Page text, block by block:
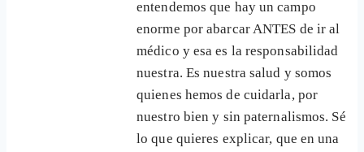
entendemos que hay un campo
enorme por abarcar ANTES de ir al
médico y esa es la responsabilidad
nuestra. Es nuestra salud y somos
quienes hemos de cuidarla, por
nuestro bien y sin paternalismos. Sé
lo que quieres explicar, que en una